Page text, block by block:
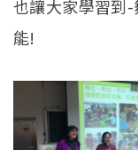
也讓大家學習到
能!